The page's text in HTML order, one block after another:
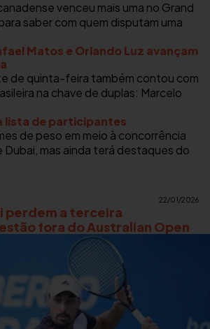
venceu mais uma no Grand
saber com quem disputam uma
Matos e Orlando Luz avançam
de quinta-feira também contou com
na chave de duplas: Marcelo
lista de participantes
de peso em meio à concorrência
Dubai, mas ainda terá destaques do
22/01/2026
perdem a terceira
fora do Australian Open